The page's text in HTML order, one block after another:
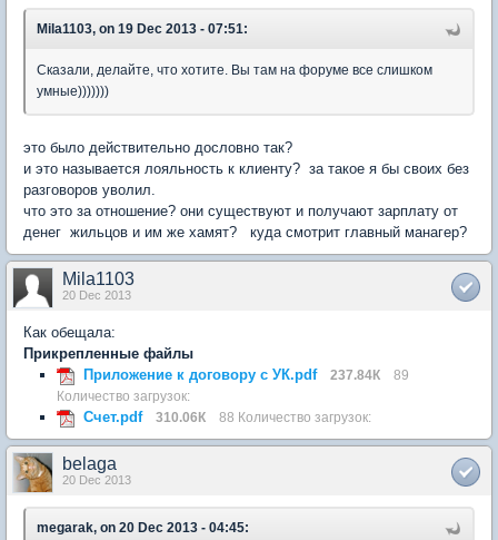
Mila1103, on 19 Dec 2013 - 07:51:
Сказали, делайте, что хотите. Вы там на форуме все слишком
умные)))))))
это было действительно дословно так?
и это называется лояльность к клиенту? за такое я бы своих без
разговоров уволил.
что это за отношение? они существуют и получают зарплату от
денег жильцов и им же хамят? куда смотрит главный манагер?
Mila1103
20 Dec 2013
Как обещала:
Прикрепленные файлы
Приложение к договору с УК.pdf
237.84К
89
Количество загрузок:
Счет.pdf 310.06К 88 Количество загрузок:
belaga
20 Dec 2013
megarak, on 20 Dec 2013 - 04:45: